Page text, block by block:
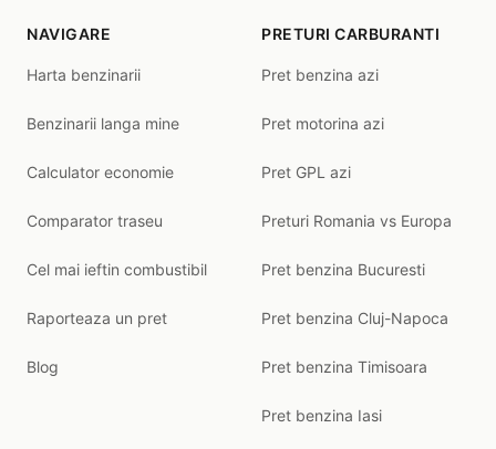
NAVIGARE
Harta benzinarii
Benzinarii langa mine
Calculator economie
Comparator traseu
Cel mai ieftin combustibil
Raporteaza un pret
Blog
PRETURI CARBURANTI
Pret benzina azi
Pret motorina azi
Pret GPL azi
Preturi Romania vs Europa
Pret benzina Bucuresti
Pret benzina Cluj-Napoca
Pret benzina Timisoara
Pret benzina Iasi